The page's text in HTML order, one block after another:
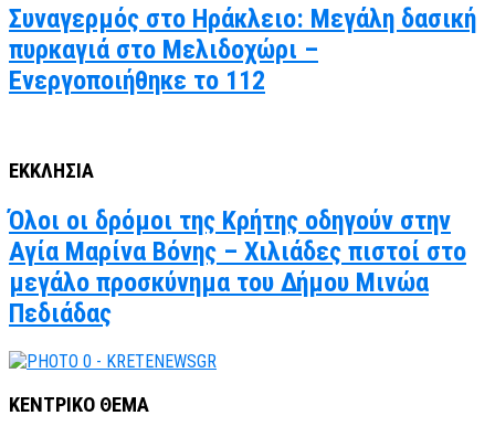
Συναγερμός στο Ηράκλειο: Μεγάλη δασική
πυρκαγιά στο Μελιδοχώρι –
Ενεργοποιήθηκε το 112
ΕΚΚΛΗΣΙΑ
Όλοι οι δρόμοι της Κρήτης οδηγούν στην
Αγία Μαρίνα Βόνης – Χιλιάδες πιστοί στο
μεγάλο προσκύνημα του Δήμου Μινώα
Πεδιάδας
ΚΕΝΤΡΙΚΟ ΘΕΜΑ